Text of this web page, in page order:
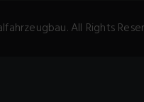
All Rights